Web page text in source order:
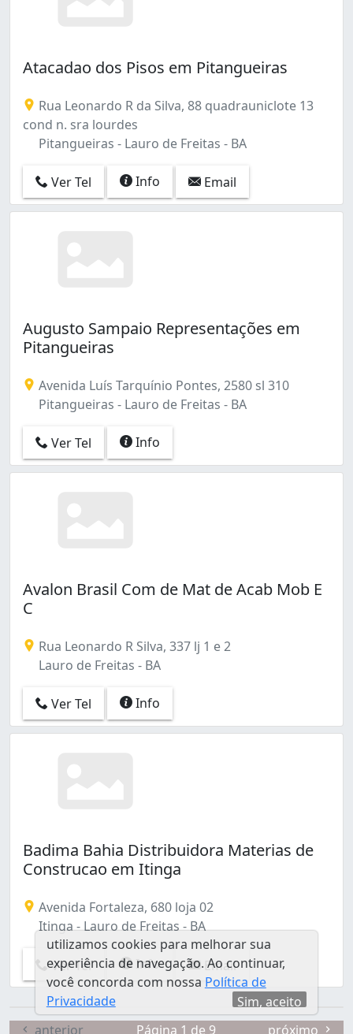
Atacadao dos Pisos em Pitangueiras
Rua Leonardo R da Silva, 88 quadrauniclote 13
cond n. sra lourdes
Pitangueiras - Lauro de Freitas - BA
Ver Tel Info Email
Augusto Sampaio Representações em
Pitangueiras
Avenida Luís Tarquínio Pontes, 2580 sl 310
Pitangueiras - Lauro de Freitas - BA
Ver Tel Info
Avalon Brasil Com de Mat de Acab Mob E
C
Rua Leonardo R Silva, 337 lj 1 e 2
Lauro de Freitas - BA
Ver Tel Info
Badima Bahia Distribuidora Materias de
Construcao em Itinga
Avenida Fortaleza, 680 loja 02
Itinga - Lauro de Freitas - BA
Ver Tel Info Email
anterior Página 1 de 9 próximo
utilizamos cookies para melhorar sua
experiência de navegação. Ao continuar,
você concorda com nossa Política de
Privacidade
Sim, aceito